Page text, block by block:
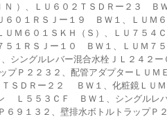
）、ＬＵ６０２ＴＳＤＲー２３ Ｂ
０１ＲＳＪー１９ ＢＷ１、ＬＵＭ
Ｍ６０１ＳＫＨ（Ｓ）、ＬＵ７５４
１ＲＳＪー１０ ＢＷ１、ＬＵＭ７
ングルレバー混合水栓ＪＬ２４２ー
Ｐ２２３２、配管アダプターＬＵＭ
ＳＤＲー２２ ＢＷ１、化粧鏡ＬＵ
Ｌ５５３ＣＦ ＢＷ１、シングルレ
９１３２、壁排水ボトルトラップＰ